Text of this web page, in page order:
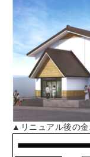
▲リニュアル後の